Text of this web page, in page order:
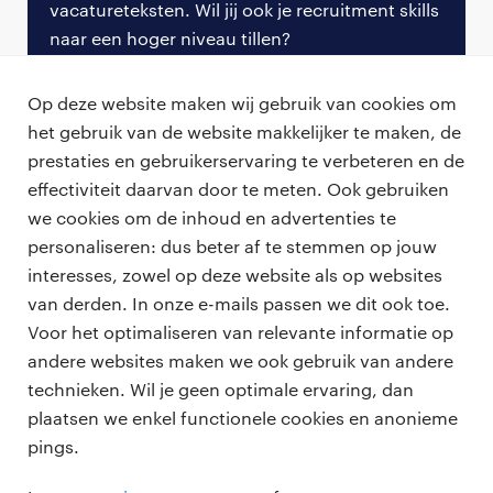
Op deze website maken wij gebruik van cookies om
het gebruik van de website makkelijker te maken, de
prestaties en gebruikerservaring te verbeteren en de
effectiviteit daarvan door te meten. Ook gebruiken
we cookies om de inhoud en advertenties te
personaliseren: dus beter af te stemmen op jouw
interesses, zowel op deze website als op websites
van derden. In onze e-mails passen we dit ook toe.
Voor het optimaliseren van relevante informatie op
andere websites maken we ook gebruik van andere
technieken. Wil je geen optimale ervaring, dan
plaatsen we enkel functionele cookies en anonieme
pings.
anders. Niet iedereen hoeft 24/7 op de kazerne te
zijn.”
Meer maatwerk
Reservisten vormen natuurlijk altijd al een
belangrijke schakel als het over flexibiliteit bij de
landmacht gaat, maar bovenal door ‘goed
werkgeverschap’ hoopt Peter de komende jaren
schaalbaarder te worden. De sleutel tot succes in
deze is volgens de plaatsvervangend HR-directeur
het dieper in de organisatie leggen van
verantwoordelijkheid eneigenaarschap . “We leggen
meer bevoegdheden neer op het niveau van de
commandanten. Zo komen we dichter bij onze
mensen te staan en weten we beter wat er speelt.
vacatureteksten. Wil jij ook je recruitment skills
naar een hoger niveau tillen?
Meld je nu aan
professionals
vacatures
zzp-opdrachten
careers for expats
voor opdrachtgevers
vacature plaatsen
over ons
werken bij Randstad